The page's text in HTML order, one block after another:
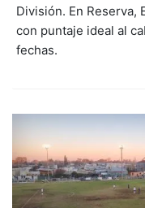
División. En Reserva,
con puntaje ideal al
fechas.